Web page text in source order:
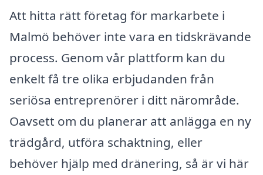
Att hitta rätt företag för markarbete i
Malmö behöver inte vara en tidskrävande
process. Genom vår plattform kan du
enkelt få tre olika erbjudanden från
seriösa entreprenörer i ditt närområde.
Oavsett om du planerar att anlägga en ny
trädgård, utföra schaktning, eller
behöver hjälp med dränering, så är vi här